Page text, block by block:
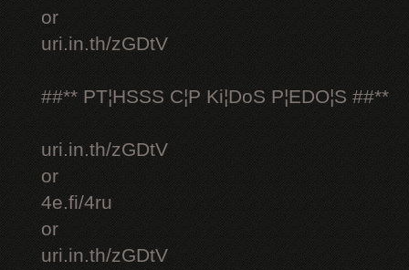
or
uri.in.th/zGDtV
##** PT¦HSSS C¦P Ki¦DoS P¦EDO¦S ##**
uri.in.th/zGDtV
or
4e.fi/4ru
or
uri.in.th/zGDtV